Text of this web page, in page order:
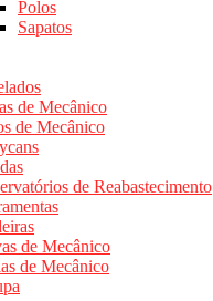
Polos
Sapatos
de Mecânico
de Mecânico
de Reabastecimento
de Mecânico
de Mecânico